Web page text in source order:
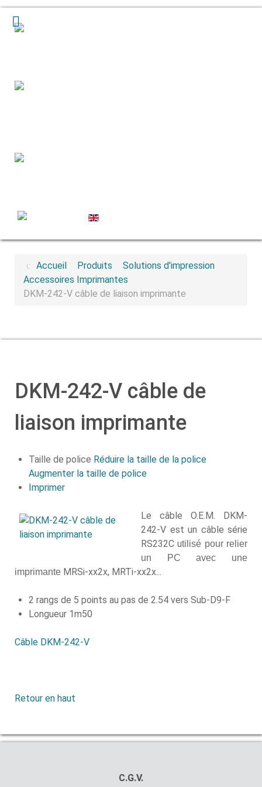
Accueil Produits
Solutions d'impression
Accessoires Imprimantes
DKM-242-V câble de liaison imprimante
DKM-242-V câble de
liaison imprimante
Taille de police Réduire la taille de la police
Augmenter la taille de police
Imprimer
Le câble O.E.M. DKM-
242-V est un câble série
RS232C utilisé pour relier
un PC avec une
imprimante MRSi-xx2x, MRTi-xx2x...
2 rangs de 5 points au pas de 2.54 vers Sub-D9-F
Longueur 1m50
Câble DKM-242-V
Retour en haut
C.G.V.